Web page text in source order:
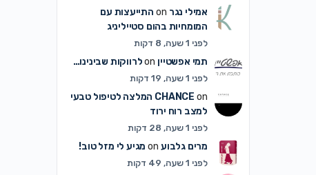
אמילי נגר
התייעצות עם
המומחיות בהום סטייליניג
לפני 1 שעה, 8 דקות
תמי אפשטיין לרווקות שבינינו…
לפני 1 שעה, 19 דקות
CHANCE on
המלצה לטיפול טבעי
למצב רוח ירוד
לפני 1 שעה, 28 דקות
מרים גלבועon מגיע לי מזל טוב!
לפני 1 שעה, 49 דקות